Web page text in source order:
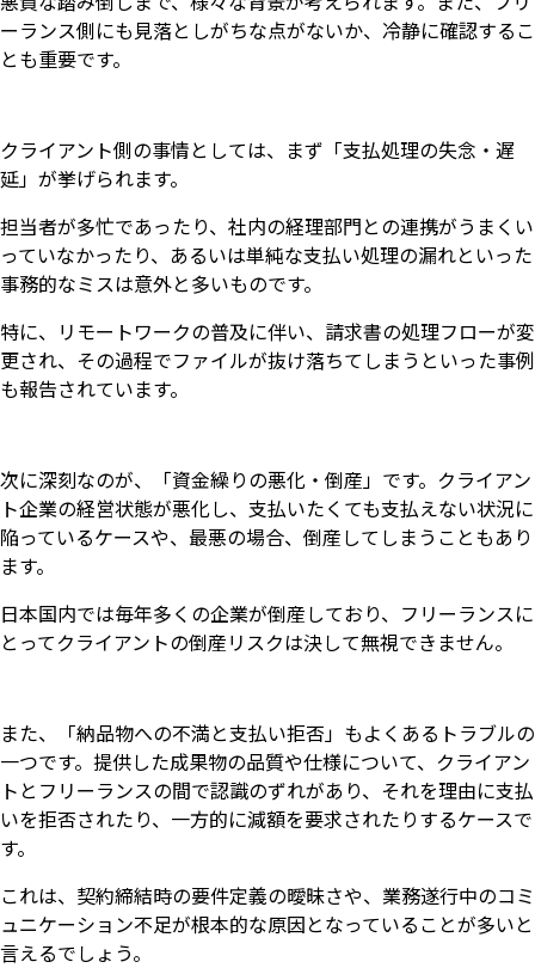
ーランス側にも見落としがちな点がないか、冷静に確認するこ
とも重要です。
クライアント側の事情としては、まず「支払処理の失念・遅
延」が挙げられます。
担当者が多忙であったり、社内の経理部門との連携がうまくい
っていなかったり、あるいは単純な支払い処理の漏れといった
事務的なミスは意外と多いものです。
特に、リモートワークの普及に伴い、請求書の処理フローが変
更され、その過程でファイルが抜け落ちてしまうといった事例
も報告されています。
次に深刻なのが、「資金繰りの悪化・倒産」です。クライアン
ト企業の経営状態が悪化し、支払いたくても支払えない状況に
陥っているケースや、最悪の場合、倒産してしまうこともあり
ます。
日本国内では毎年多くの企業が倒産しており、フリーランスに
とってクライアントの倒産リスクは決して無視できません。
また、「納品物への不満と支払い拒否」もよくあるトラブルの
一つです。提供した成果物の品質や仕様について、クライアン
トとフリーランスの間で認識のずれがあり、それを理由に支払
いを拒否されたり、一方的に減額を要求されたりするケースで
す。
これは、契約締結時の要件定義の曖昧さや、業務遂行中のコミ
ュニケーション不足が根本的な原因となっていることが多いと
言えるでしょう。